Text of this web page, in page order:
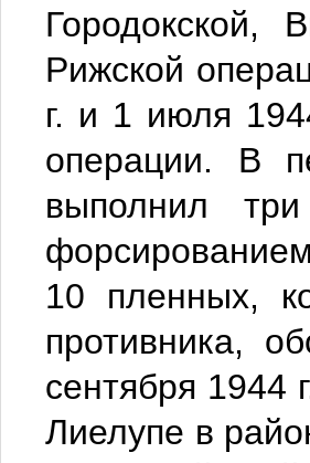
Городокской,
Рижской
г. и 1 июля
операции. В
выполнил
10 пленных,
противника,
сентября 1944
Лиелупе в